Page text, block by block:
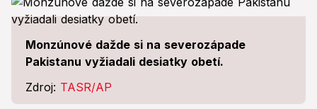
Monzúnové dažde si na severozápade
Pakistanu vyžiadali desiatky obetí.
Zdroj: TASR/AP